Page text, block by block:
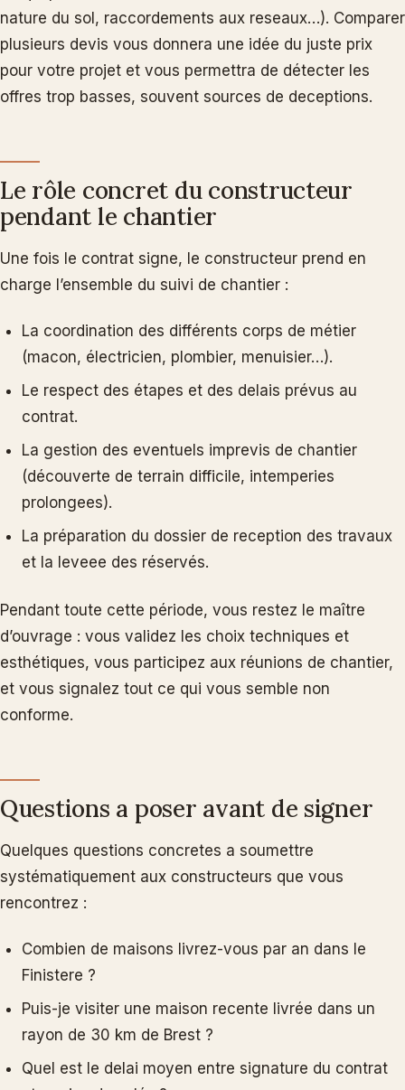
nature du sol, raccordements aux reseaux…). Comparer
plusieurs devis vous donnera une idée du juste prix
pour votre projet et vous permettra de détecter les
offres trop basses, souvent sources de deceptions.
Le rôle concret du constructeur
pendant le chantier
Une fois le contrat signe, le constructeur prend en
charge l’ensemble du suivi de chantier :
La coordination des différents corps de métier
(macon, électricien, plombier, menuisier…).
Le respect des étapes et des delais prévus au
contrat.
La gestion des eventuels imprevis de chantier
(découverte de terrain difficile, intemperies
prolongees).
La préparation du dossier de reception des travaux
et la leveee des réservés.
Pendant toute cette période, vous restez le maître
d’ouvrage : vous validez les choix techniques et
esthétiques, vous participez aux réunions de chantier,
et vous signalez tout ce qui vous semble non
conforme.
Questions a poser avant de signer
Quelques questions concretes a soumettre
systématiquement aux constructeurs que vous
rencontrez :
Combien de maisons livrez-vous par an dans le
Finistere ?
Puis-je visiter une maison recente livrée dans un
rayon de 30 km de Brest ?
Quel est le delai moyen entre signature du contrat